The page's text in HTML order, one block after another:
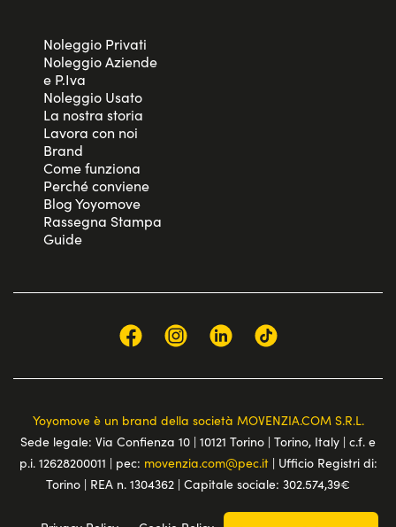
Noleggio Privati
Noleggio Aziende
e P.Iva
Noleggio Usato
La nostra storia
Lavora con noi
Brand
Come funziona
Perché conviene
Blog Yoyomove
Rassegna Stampa
Guide
Yoyomove è un brand della società MOVENZIA.COM S.R.L.
Sede legale: Via Confienza 10 | 10121 Torino | Torino, Italy | c.f. e
p.i. 12628200011 | pec: movenzia.com@pec.it| Ufficio Registri di:
Torino | REA n. 1304362 | Capitale sociale: 302.574,39€